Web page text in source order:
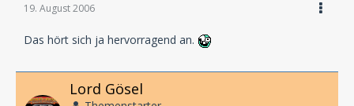
19. August 2006
Das hört sich ja hervorragend an.
Lord Gösel